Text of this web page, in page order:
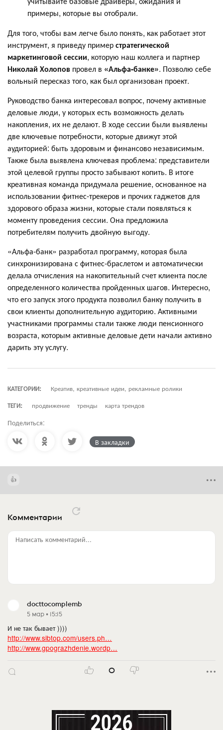
примеры, которые вы отобрали.
Для того, чтобы вам легче было понять, как работает этот
инструмент, я приведу примерстратегической
маркетинговой сессии, которую наш коллега и партнер
Николай Холопов провел в «Альфа-банке». Позволю себе
вольный пересказ того, как был организован проект.
Руководство банка интересовал вопрос, почему активные
деловые люди, у которых есть возможность делать
накопления, их не делают. В ходе сессии были выявлены
две ключевые потребности, которые движут этой
аудиторией: быть здоровым и финансово независимым.
Также была выявлена ключевая проблема: представители
этой целевой группы просто забывают копить. В итоге
креативная команда придумала решение, основанное на
использовании фитнес-трекеров и прочих гаджетов для
здорового образа жизни, которые стали появляться к
моменту проведения сессии. Она предложила
потребителям получить двойную выгоду.
«Альфа-банк» разработал программу, которая была
синхронизирована с фитнес-браслетом и автоматически
делала отчисления на накопительный счет клиента после
определенного количества пройденных шагов. Интересно,
что его запуск этого продукта позволил банку получить в
свои клиенты дополнительную аудиторию. Активными
участниками программы стали также люди пенсионного
возраста, которым активные деловые дети начали активно
дарить эту услугу.
КАТЕГОРИИ:
Креатив, креативные идеи, рекламные ролики
ТЕГИ:
продвижение тренды карта трендов
Поделиться:
В закладки
Комментарии
Написать комментарий...
docttocomplemb
5 мар • 15:15
И не так бывает ))))
http://www.sibtop.com/users.ph…
http://www.gpograzhdenie.wordp…
0